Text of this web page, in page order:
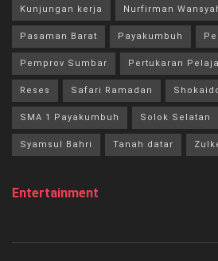
Kunjungan kerja Nurfirman
Pasaman Barat Payakumbuh
Pemprov Sumbar Pertukaran
Reses Safari Ramadan
SMA 1 Payakumbuh Solok Selatan
Syamsul Bahri Tanah datar
Entertainment